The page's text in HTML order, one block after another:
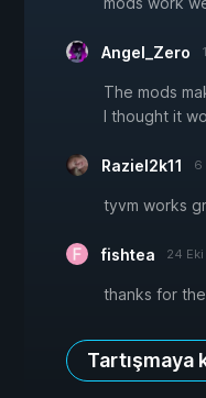
Angel_Zero
The mods
I thought it
Raziel2k11 6
tyvm works
fishtea 24 Eki
thanks for
Tartışmaya